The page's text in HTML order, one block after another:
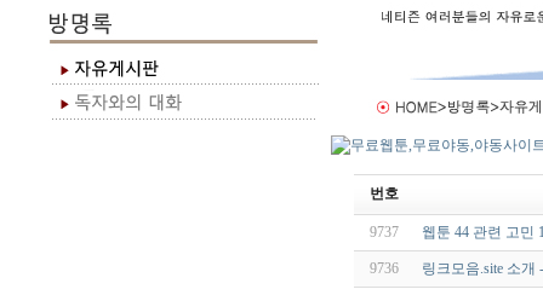
번호
9737 웹툰 44 관련 고
9736 링크모음.site 소